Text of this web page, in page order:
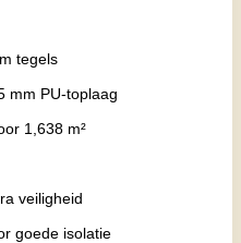
tegels
mm PU-toplaag
1,638 m²
veiligheid
goede isolatie